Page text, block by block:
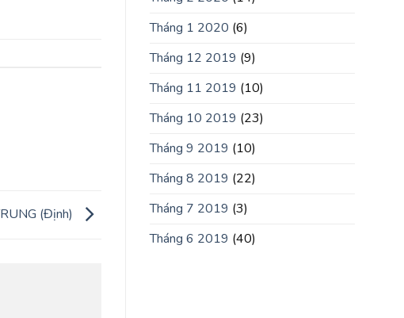
(Định)
Tháng 1 2020 (6)
Tháng 12 2019 (9)
Tháng 11 2019 (10)
Tháng 10 2019 (23)
Tháng 9 2019 (10)
Tháng 8 2019 (22)
Tháng 7 2019 (3)
Tháng 6 2019 (40)